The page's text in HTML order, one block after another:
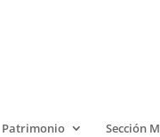
Patrimonio Sección